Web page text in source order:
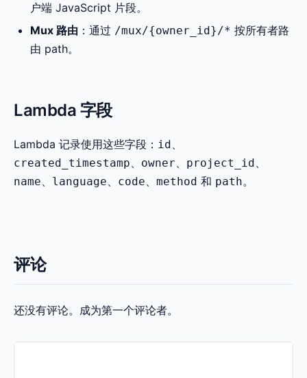
户端 JavaScript 片段。
Mux 路由 ：通过 /mux/{owner_id}/* 按所有者路
由 path。
Lambda 字段
Lambda 记录使用这些字段： id、
created_timestamp、 owner、 project_id、
name、 language、 code、 method 和 path。
评论
还没有评论。成为第一个评论者。